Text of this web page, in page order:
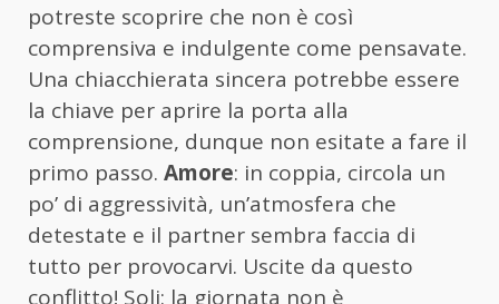
potreste scoprire che non è così
comprensiva e indulgente come pensavate.
Una chiacchierata sincera potrebbe essere
la chiave per aprire la porta alla
comprensione, dunque non esitate a fare il
primo passo. Amore: in coppia, circola un
po’ di aggressività, un’atmosfera che
detestate e il partner sembra faccia di
tutto per provocarvi. Uscite da questo
conflitto! Soli: la giornata non è